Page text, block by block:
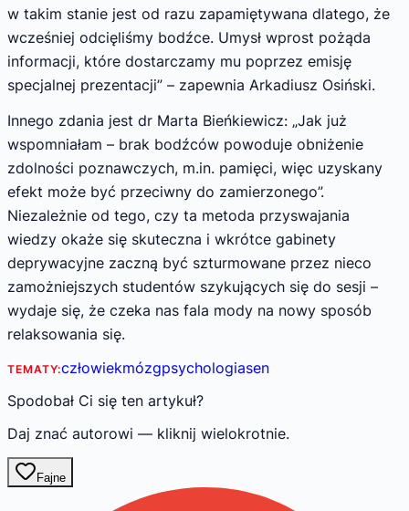
w takim stanie jest od razu zapamiętywana dlatego, że
wcześniej odcięliśmy bodźce. Umysł wprost pożąda
informacji, które dostarczamy mu poprzez emisję
specjalnej prezentacji” – zapewnia Arkadiusz Osiński.
Innego zdania jest dr Marta Bieńkiewicz: „Jak już
wspomniałam – brak bodźców powoduje obniżenie
zdolności poznawczych, m.in. pamięci, więc uzyskany
efekt może być przeciwny do zamierzonego”.
Niezależnie od tego, czy ta metoda przyswajania
wiedzy okaże się skuteczna i wkrótce gabinety
deprywacyjne zaczną być szturmowane przez nieco
zamożniejszych studentów szykujących się do sesji –
wydaje się, że czeka nas fala mody na nowy sposób
relaksowania się.
TEMATY:człowiekmózgpsychologiasen
Spodobał Ci się ten artykuł?
Daj znać autorowi — kliknij wielokrotnie.
Fajne